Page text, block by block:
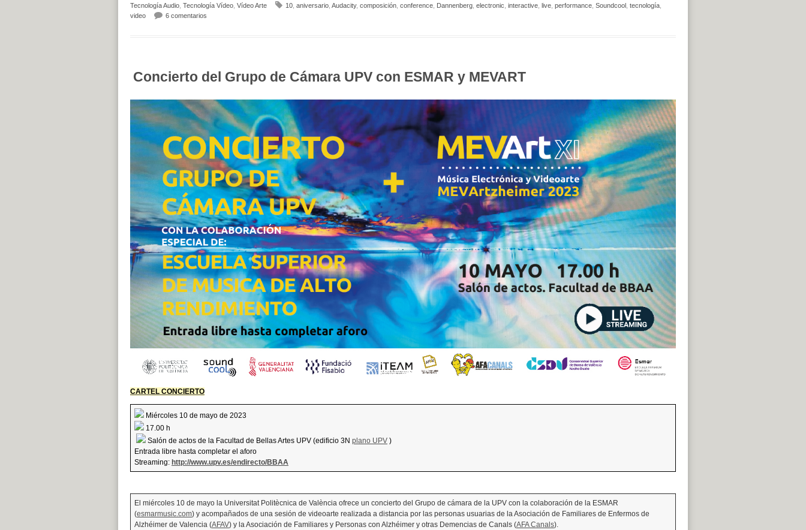
Tecnología Audio Tecnología Vídeo Vídeo Arte 10 aniversario Audacity, composición conference Dannenberg electronic interactive live performance Soundcool tecnología
video
6 comentarios
Concierto del Grupo de Cámara UPV con ESMAR y MEVART
CARTEL CONCIERTO
Miércoles 10 de mayo de 2023
17.00 h
Salón de actos de la Facultad de Bellas Artes UPV (edificio 3N plano UPV )
Entrada libre hasta completar el aforo
Streaming: http://www.upv.es/endirecto/BBAA
El miércoles 10 de mayo la Universitat Politècnica de València ofrece un concierto del Grupo de cámara de la UPV con la colaboración de la ESMAR
(esmarmusic.com) y acompañados de una sesión de videoarte realizada a distancia por las personas usuarias de la Asociación de Familiares de Enfermos de
Alzhéimer de Valencia (AFAV) y la Asociación de Familiares y Personas con Alzhéimer y otras Demencias de Canals (AFA Canals).